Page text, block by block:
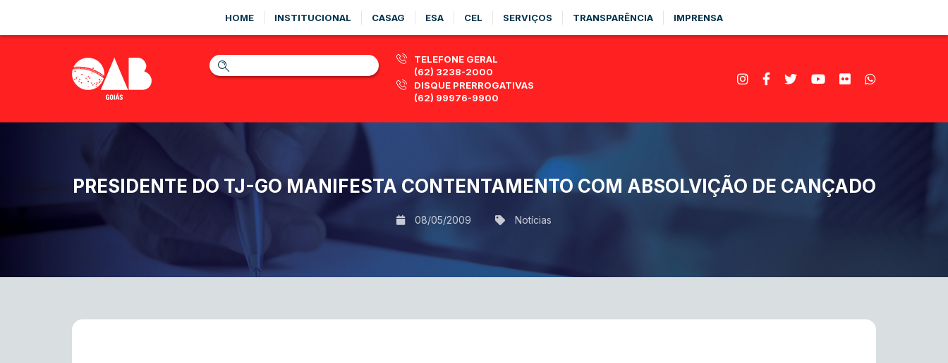
HOME INSTITUCIONAL CASAG ESA CEL SERVIÇOS TRANSPARÊNCIA IMPRENSA
TELEFONE GERAL
(62) 3238-2000
DISQUE PRERROGATIVAS
(62) 99976-9900
PRESIDENTE DO TJ-GO MANIFESTA CONTENTAMENTO COM ABSOLVIÇÃO DE CANÇADO
08/05/2009 Notícias